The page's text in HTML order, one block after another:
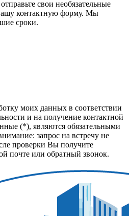
свои необязательные
контактную форму. Мы
сроки.
моих данных в соответствии
и на получение контактной
(*), являются обязательными
запрос на встречу не
проверки Вы получите
почте или обратный звонок.